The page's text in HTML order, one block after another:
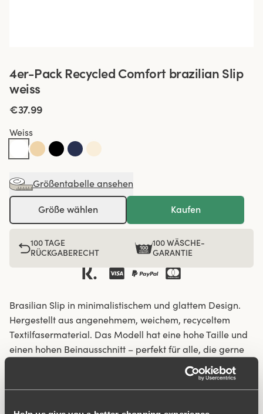
4er-Pack Recycled Comfort brazilian Slip
weiss
€37.99
Weiss
Größentabelle ansehen
Größe wählen Kaufen
100 TAGE
RÜCKGABERECHT
100 WÄSCHE-
GARANTIE
Brasilian Slip in minimalistischem und glattem Design.
Hergestellt aus angenehmem, weichem, recyceltem
Textilfasermaterial. Das Modell hat eine hohe Taille und
einen hohen Beinausschnitt – perfekt für alle, die gerne
etwas mehr Haut zeigen. Der Slip sitzt stabil, verliert
nicht seine Form und rutscht nicht herunter. Bietet den
ganzen Tag über ein sicheres Gefühl. Flatlock-Nähte an